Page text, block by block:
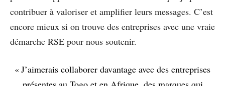
contribuer à valoriser et amplifier leurs messages. C’est
encore mieux si on trouve des entreprises avec une vraie
démarche RSE pour nous soutenir.
« J’aimerais collaborer davantage avec des entreprises